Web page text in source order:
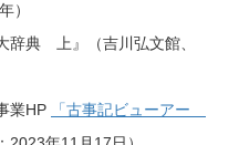
）
辞典 上』（吉川弘文館、
業HP
「古事記ビューアー